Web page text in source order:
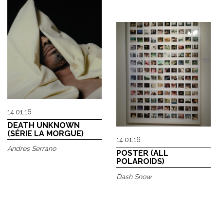
14.01.16
DEATH UNKNOWN
(SÉRIE LA MORGUE)
Andres Serrano
14.01.16
POSTER (ALL
POLAROIDS)
Dash Snow